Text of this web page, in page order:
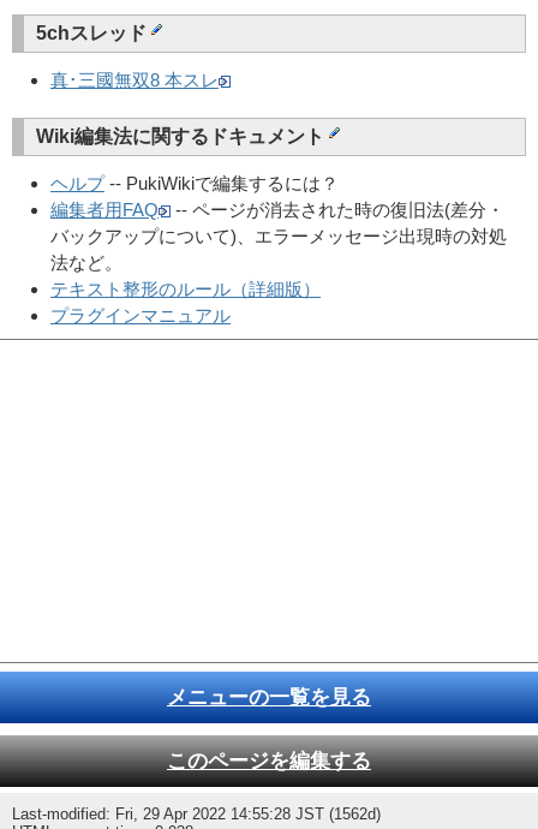
5chスレッド
真･三國無双8 本スレ
Wiki編集法に関するドキュメント
ヘルプ-- PukiWikiで編集するには？
編集者用FAQ
-- ページが消去された時の復旧法(差分・
バックアップについて)、エラーメッセージ出現時の対処
法など。
テキスト整形のルール（詳細版）
プラグインマニュアル
メニューの一覧を見る
このページを編集する
Last-modified: Fri, 29 Apr 2022 14:55:28 JST (1562d)